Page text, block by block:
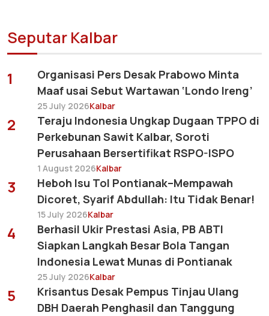
Seputar Kalbar
1
Organisasi Pers Desak Prabowo Minta
Maaf usai Sebut Wartawan ‘Londo Ireng’
25 July 2026Kalbar
2
Teraju Indonesia Ungkap Dugaan TPPO di
Perkebunan Sawit Kalbar, Soroti
Perusahaan Bersertifikat RSPO-ISPO
1 August 2026Kalbar
3
Heboh Isu Tol Pontianak–Mempawah
Dicoret, Syarif Abdullah: Itu Tidak Benar!
15 July 2026Kalbar
4
Berhasil Ukir Prestasi Asia, PB ABTI
Siapkan Langkah Besar Bola Tangan
Indonesia Lewat Munas di Pontianak
25 July 2026Kalbar
5
Krisantus Desak Pempus Tinjau Ulang
DBH Daerah Penghasil dan Tanggung